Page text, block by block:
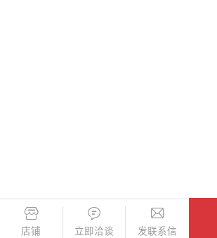
店铺 立即洽谈 发联系信